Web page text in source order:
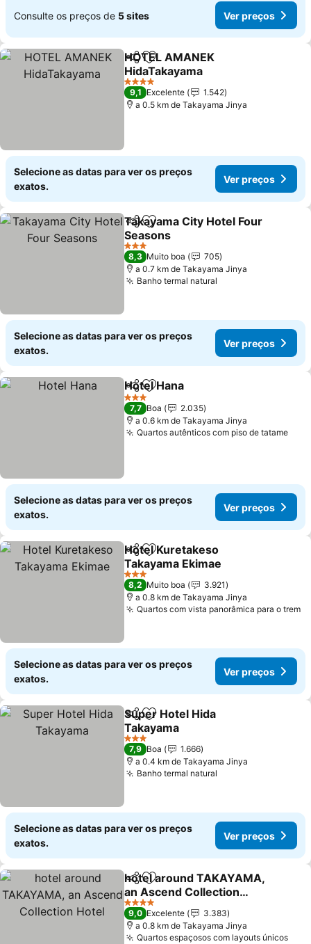
Consulte os preços de 5 sites Ver preços
PartilharAdicionar aos favoritos
HOTEL AMANEK
HidaTakayama
Ver preços
4 Estrelas
9,1 Excelente
1.542
a 0.5 km de Takayama Jinya
Selecione as datas para ver os preços
exatos.
Ver preços
PartilharAdicionar aos favoritos
Takayama City Hotel Four
Seasons
Ver preços
3 Estrelas
8,3 Muito boa
705
a 0.7 km de Takayama Jinya
Banho termal natural
Selecione as datas para ver os preços
exatos.
Ver preços
PartilharAdicionar aos favoritos
Hotel Hana
3 Estrelas
7,7 Boa
2.035
a 0.6 km de Takayama Jinya
Quartos autênticos com piso de tatameVer
Selecione as datas para ver os preços
exatos.
Ver preços
PartilharAdicionar aos favoritos
Hotel Kuretakeso
Takayama Ekimae
Ver preços
3 Estrelas
8,2 Muito boa
3.921
a 0.8 km de Takayama Jinya
Quartos com vista panorâmica para o trem
Selecione as datas para ver os preços
exatos.
Ver preços
PartilharAdicionar aos favoritos
Super Hotel Hida
Takayama
Ver preços
3 Estrelas
7,9 Boa
1.666
a 0.4 km de Takayama Jinya
Banho termal natural
Selecione as datas para ver os preços
exatos.
Ver preços
PartilharAdicionar aos favoritos
hotel around TAKAYAMA,
an Ascend Collection
Hotel
Ver preços
4 Estrelas
9,0 Excelente
3.383
a 0.8 km de Takayama Jinya
Quartos espaçosos com layouts únicosVer